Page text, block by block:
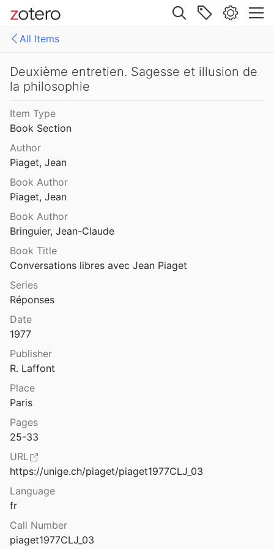
Site navigation
All Items
All Items
Analytiques
Chapitres
Livres
Déclarations du directeur du Bureau international d’éducation
génétique
Défense de l’épistémologie génétique contre quelques objections « philosophiques »
récents de psychologie religieuse
: [introduction]
L’abstraction de l’ordre
L’espace projectif
1948
La crise
La pensée physique
Deuxième entretien. Sagesse et illusion de
la philosophie
Item Type
Book Section
Author
Piaget, Jean
Book Author
Piaget, Jean
Book Author
Bringuier, Jean-Claude
Book Title
Conversations libres avec Jean Piaget
Series
Réponses
Date
1977
Publisher
R. Laffont
Place
Paris
Pages
25-33
URL
https://unige.ch/piaget/piaget1977CLJ_03
Language
fr
Call Number
piaget1977CLJ_03